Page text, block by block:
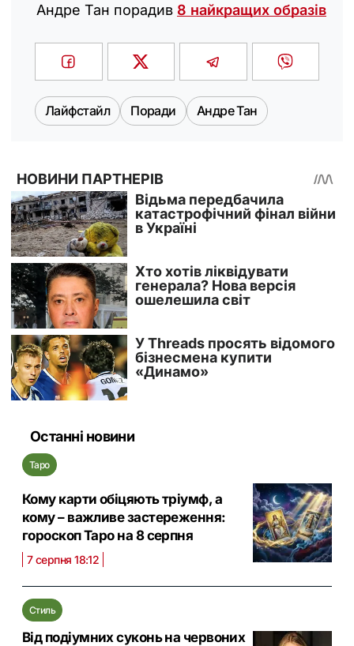
Андре Тан порадив 8 найкращих образів
Лайфстайл Поради Андре Тан
Останні новини
Таро
Кому карти обіцяють тріумф, а
кому – важливе застереження:
гороскоп Таро на 8 серпня
7 серпня 18:12
Стиль
Від подіумних суконь на червоних